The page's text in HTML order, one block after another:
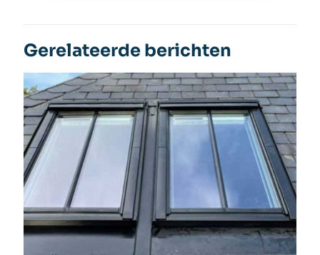
Gerelateerde berichten